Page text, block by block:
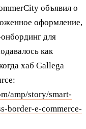
объявил о
оформление,
для
как
хаб Gallega
amp/story/smart-
border-e-commerce-